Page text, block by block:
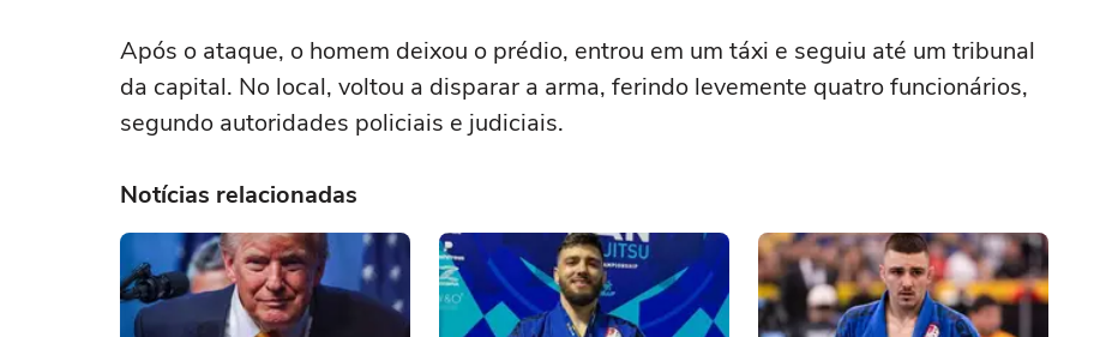
Após o ataque, o homem deixou o prédio, entrou em um táxi e seguiu até um tribunal
da capital. No local, voltou a disparar a arma, ferindo levemente quatro funcionários,
segundo autoridades policiais e judiciais.
Notícias relacionadas